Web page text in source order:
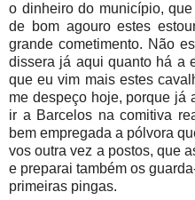
o dinheiro do município,
de bom agouro estes
grande cometimento. Não
dissera já aqui quanto há a
que eu vim mais estes
me despeço hoje, porque já
ir a Barcelos na comitiva
bem empregada a pólvora
vos outra vez a postos, que
e preparai também os
primeiras pingas.